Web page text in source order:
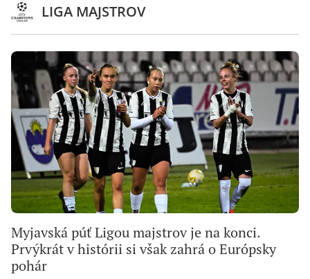
LIGA MAJSTROV
Myjavská púť Ligou majstrov je na konci.
Prvýkrát v histórii si však zahrá o Európsky
pohár